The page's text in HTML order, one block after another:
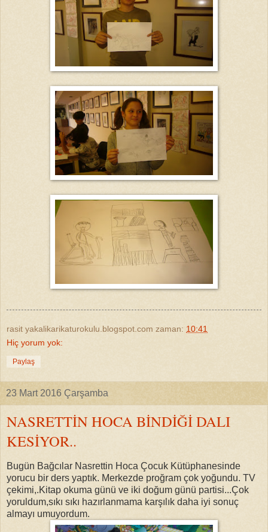
rasit yakalikarikaturokulu.blogspot.com zaman: 10:41
Hiç yorum yok:
Paylaş
23 Mart 2016 Çarşamba
NASRETTİN HOCA BİNDİĞİ DALI
KESİYOR..
Bugün Bağcılar Nasrettin Hoca Çocuk Kütüphanesinde
yorucu bir ders yaptık. Merkezde proğram çok yoğundu. TV
çekimi,.Kitap okuma günü ve iki doğum günü partisi...Çok
yoruldum,sıkı sıkı hazırlanmama karşılık daha iyi sonuç
almayı umuyordum.